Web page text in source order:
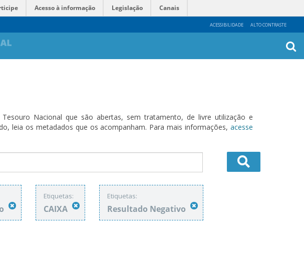
ACESSIBILIDADE ALTO CONTRASTE
Acesso à informação Legislação Canais
Nacional que são abertas, sem tratamento, de livre utilização e
leia os metadados que os acompanham. Para mais informações, acesse
Etiquetas:
CAIXA
Etiquetas:
Resultado Negativo